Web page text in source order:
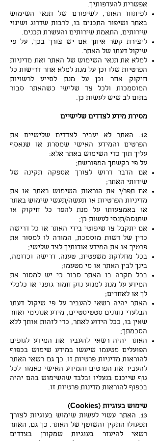
אפשרית להעדפותיך.
לפיתוח האתר, לשיפורם של תנאי השימוש
באתר ושיפור התכנים בו, לרבות שדרוג ושינוי
שירותים, התאמת שירותים והעשרת תכנים.
ליצירת קשר איתך אם יש צורך בכך, על פי
שיקול דעתו של האתר.
למלא את תנאי השימוש של האתר ואת מדיניות
הפרטיות שלו וכן על מנת למלא אחר דרישות כל
חיקוק אחר וכן על מנת לסייע לרשויות
המוסמכות ולכל צד שלישי כשהאתר סבור
בתום לב שיש לעשות כן.
מסירת מידע לצדדים שלישיים
12. האתר לא יעביר לצדדים שלישיים את
הפרטים והמידע האישי שמסרת או שנאסף
עליך תוך כדי השימוש באתר אלא:
על פי בקשתך המפורשת;
אם הדבר דרוש לצורך אספקה תקינה של
שירותי האתר;
אם תפר/י את הוראות השימוש באתר או את
מדיניות הפרטיות או תעשה/תעשי שימוש באתר
או באמצעותו על מנת להפר כל חיקוק או
שתנסה/תנסי לעשות כן;
אם יתקבל צו שיפוטי בידי האתר או כל דרישה
כדין של רשות מוסמכת, המורה לו למסור את
פרטיך או את המידע אודותיך לצד שלישי;
בכל מחלוקת משפטית, טענה, דרישה וכדומה,
בינך לבין האתר או מי מטעמו;
בכל מקרה בו האתר סבור כי יש למסור את
המידע על מנת למנוע נזק חמור גופני או כלכלי
לך או לאחרים;
האתר יהיה רשאי להעביר על פי שיקול דעתו
הבלעדי נתונים סטטיסטיים, מידע אנונימי ואחר
שאין בו, ככל הידוע לאתר, כדי לזהות אותך ללא
הסכמתך;
האתר יהיה רשאי להעביר את המידע לגופים
הפועלים מטעמו שיעשו במידע שימוש בכפוף
להוראות מדיניות פרטיות זו. כך גם רשאי האתר
להעביר את הפרטים והמידע האישי כאמור לכל
גוף שייכנס בנעליו ובלבד שהשימוש בהם יהיה
בכפוף להוראות מדינות פרטיות זו.
שימוש בעוגיות (Cookies)
13. האתר עשוי לעשות שימוש בעוגיות לצורך
תפעולו התקין והשוטף של האתר. כך גם, האתר
רשאי להיעזר בעוגיות שמקורן בצדדים